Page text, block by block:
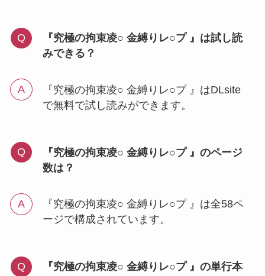
『究極の拘束凌○ 金縛りレ○プ 』は試し読
みできる？
『究極の拘束凌○ 金縛りレ○プ 』はDLsite
で無料で試し読みができます。
『究極の拘束凌○ 金縛りレ○プ 』のページ
数は？
『究極の拘束凌○ 金縛りレ○プ 』は全58ペ
ージで構成されています。
『究極の拘束凌○ 金縛りレ○プ 』の単行本